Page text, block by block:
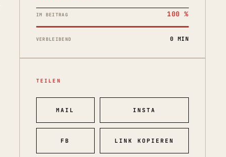
IM BEITRAG 100 %
VERBLEIBEND 0 MIN
TEILEN
MAIL INSTA
FB LINK KOPIEREN